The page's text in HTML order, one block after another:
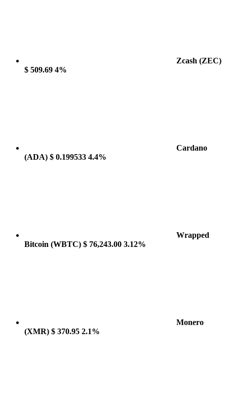
Zcash (ZEC)
$ 509.69 4%
Cardano
(ADA) $ 0.199533 4.4%
Wrapped
Bitcoin (WBTC) $ 76,243.00 3.12%
Monero
(XMR) $ 370.95 2.1%